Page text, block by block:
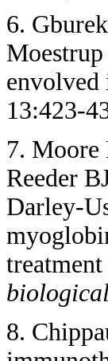
6.
envolved
13:423-
7. Moore
Reeder
Darley-
8.